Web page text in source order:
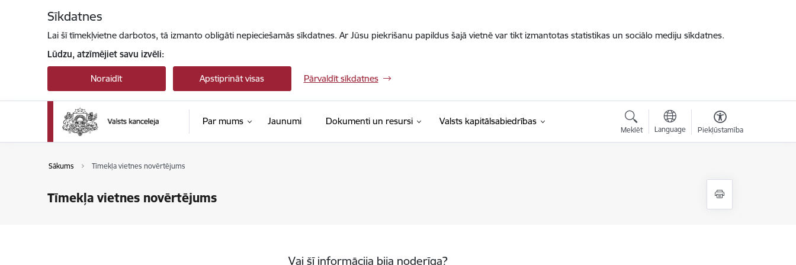
Sīkdatnes
Lai šī tīmekļvietne darbotos, tā izmanto obligāti nepieciešamās sīkdatnes. Ar Jūsu piekrišanu papildus šajā vietnē var tikt izmantotas statistikas un sociālo mediju sīkdatnes.
Lūdzu, atzīmējiet savu izvēli:
Noraidīt Apstiprināt visas Pārvaldīt sīkdatnes
Par mums Jaunumi Dokumenti un resursi Valsts kapitālsabiedrības
Meklēt Language Piekļūstamība
Sākums Tīmekļa vietnes novērtējums
Tīmekļa vietnes novērtējums
Vai šī informācija bija noderīga?